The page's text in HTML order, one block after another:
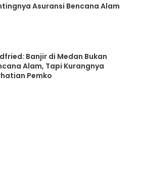
Asuransi Bencana Alam
Banjir di Medan Bukan
Alam, Tapi Kurangnya
Pemko